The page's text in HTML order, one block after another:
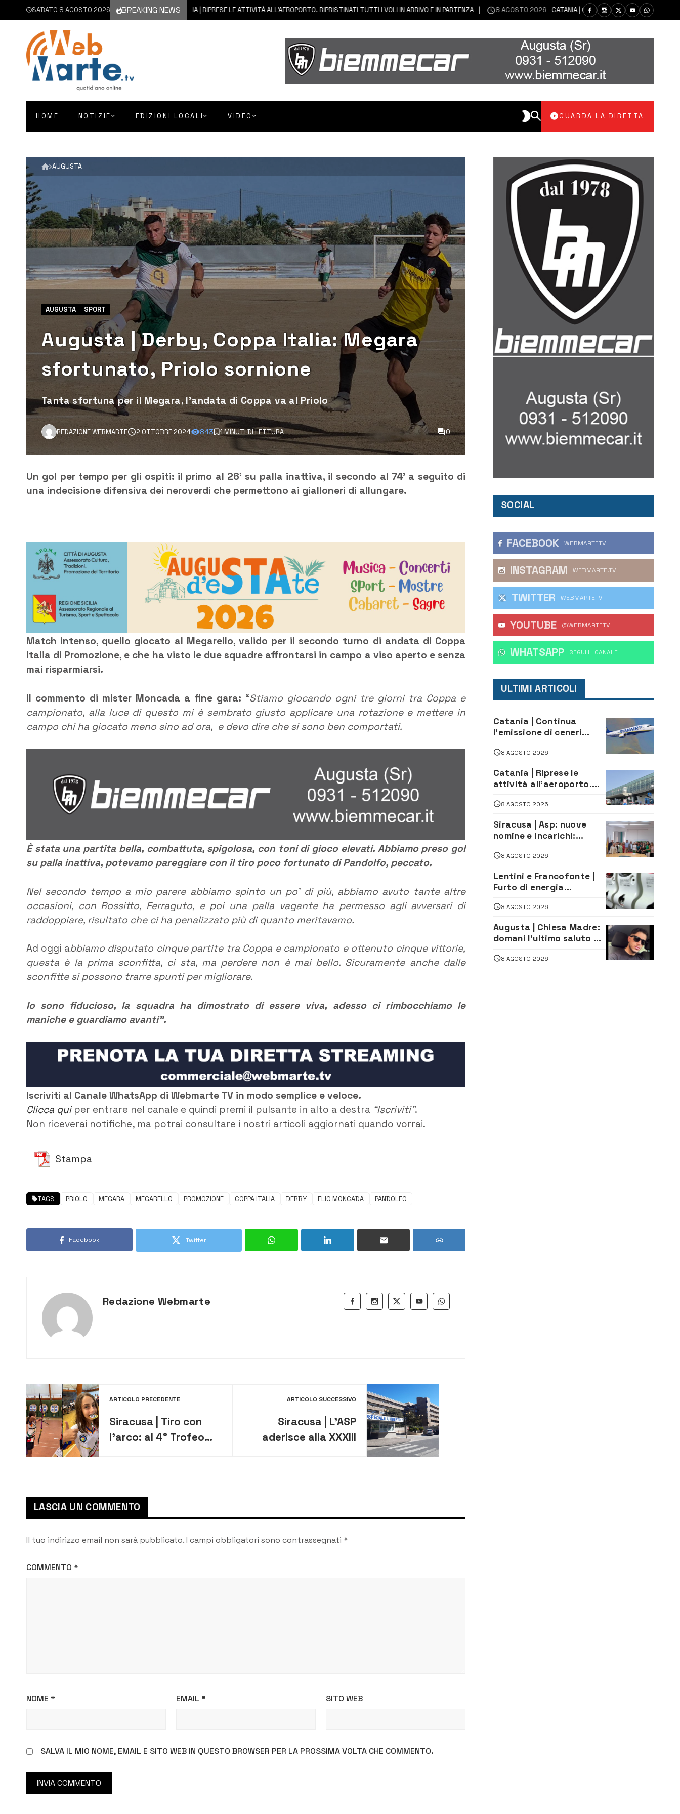
SABATO 8 AGOSTO 2026 BREAKING NEWS
8 AGOSTO 2026 CATANIA | RIPRESE LE ATTIVITÀ ALL’AEROPORTO. RIPRISTINATI TUTTI I VOLI IN ARRIVO E IN PARTENZA 8 AGOSTO 2026 CATANIA | CONTINUA L’EMISSIONE DI CENERI
HOME NOTIZIE EDIZIONI LOCALI VIDEO GUARDA LA DIRETTA
AUGUSTA
AUGUSTA SPORT
Augusta | Derby, Coppa Italia: Megara
sfortunato, Priolo sornione
Tanta sfortuna per il Megara, l'andata di Coppa va al Priolo
REDAZIONE WEBMARTE 2 OTTOBRE 2024 843 1 MINUTI DI LETTURA 0
Un gol per tempo per gli ospiti: il primo al 26’ su palla inattiva, il secondo al 74’ a seguito di
una indecisione difensiva dei neroverdi che permettono ai gialloneri di allungare.
Match intenso, quello giocato al Megarello, valido per il secondo turno di andata di Coppa
Italia di Promozione, e che ha visto le due squadre affrontarsi in campo a viso aperto e senza
mai risparmiarsi.
Il commento di mister Moncada a fine gara: “Stiamo giocando ogni tre giorni tra Coppa e
campionato, alla luce di questo mi è sembrato giusto applicare una rotazione e mettere in
campo chi ha giocato meno sino ad ora, e devo dire che si sono ben comportati.
È stata una partita bella, combattuta, spigolosa, con toni di gioco elevati. Abbiamo preso gol
su palla inattiva, potevamo pareggiare con il tiro poco fortunato di Pandolfo, peccato.
Nel secondo tempo a mio parere abbiamo spinto un po’ di più, abbiamo avuto tante altre
occasioni, con Rossitto, Ferraguto, e poi una palla vagante ha permesso agli avversari di
raddoppiare, risultato che ci ha penalizzato più di quanto meritavamo.
Ad oggi abbiamo disputato cinque partite tra Coppa e campionato e ottenuto cinque vittorie,
questa è la prima sconfitta, ci sta, ma perdere non è mai bello. Sicuramente anche dalle
sconfitte si possono trarre spunti per migliorare.
Io sono fiducioso, la squadra ha dimostrato di essere viva, adesso ci rimbocchiamo le
maniche e guardiamo avanti”.
Iscriviti al Canale WhatsApp di Webmarte TV in modo semplice e veloce.
Clicca quiper entrare nel canale e quindi premi il pulsante in alto a destra “Iscriviti”.
Non riceverai notifiche, ma potrai consultare i nostri articoli aggiornati quando vorrai.
Stampa
TAGS PRIOLO MEGARA MEGARELLO PROMOZIONE COPPA ITALIA DERBY ELIO MONCADA PANDOLFO
Facebook Twitter
Redazione Webmarte
ARTICOLO PRECEDENTE
Siracusa | Tiro con
l’arco: al 4° Trofeo
ARTICOLO SUCCESSIVO
Siracusa | L’ASP
aderisce alla XXXIII
LASCIA UN COMMENTO
Il tuo indirizzo email non sarà pubblicato.I campi obbligatori sono contrassegnati *
COMMENTO *
NOME * EMAIL * SITO WEB
SALVA IL MIO NOME, EMAIL E SITO WEB IN QUESTO BROWSER PER LA PROSSIMA VOLTA CHE COMMENTO.
SOCIAL
FACEBOOK WEBMARTETV
INSTAGRAM WEBMARTE.TV
TWITTER WEBMARTETV
YOUTUBE @WEBMARTETV
WHATSAPP ‎SEGUI IL CANALE
ULTIMI ARTICOLI
Catania | Continua
l’emissione di ceneri
attività all’aeroporto di
Fontanarossa
8 AGOSTO 2026
Catania | Riprese le
attività all’aeroporto.
arrivo e in partenza
8 AGOSTO 2026
Siracusa | Asp: nuove
nomine e incarichi:
di Sanità pubblica,
Legale
8 AGOSTO 2026
Lentini e Francofonte |
Furto di energia
persone
8 AGOSTO 2026
Augusta | Chiesa Madre:
domani l’ultimo saluto ad
morto in un incidente
8 AGOSTO 2026